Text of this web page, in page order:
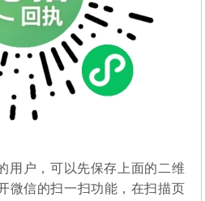
用户，可以先保存上面的二维
微信的扫一扫功能，在扫描页